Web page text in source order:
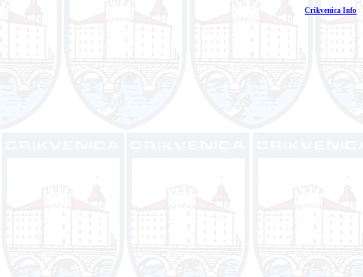
Crikvenica Info